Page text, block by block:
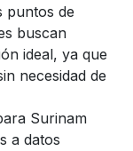
puntos de
buscan
ideal, ya que
necesidad de
Surinam
a datos